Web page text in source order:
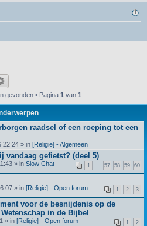
gevonden • Pagina 1 van 1
raadsel of een roeping tot een
22:24 » in [Religie] - Algemeen
vandaag gefietst? (deel 5)
1 57 58 59 60
» in Slow Chat
1 2 3
» in [Religie] - Open forum
voor de besnijdenis op de
in de Bijbel
1 2
» in [Religie] - Open forum